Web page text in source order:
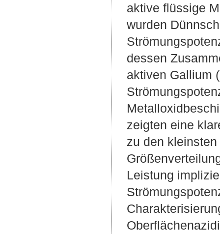
aktive flüssige
wurden
dessen
aktiven Gallium
zeigten eine
zu den
Leistung